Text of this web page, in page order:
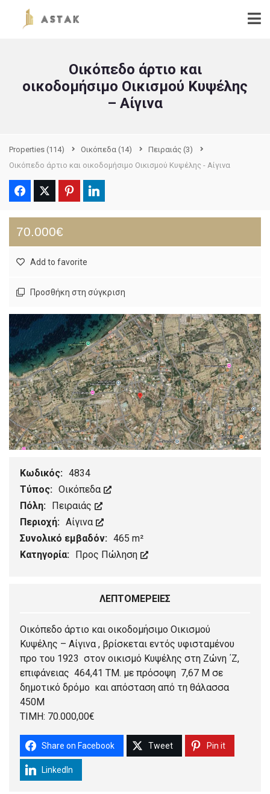
Οικόπεδο άρτιο και
οικοδομήσιμο Οικισμού Κυψέλης
– Αίγινα
Properties (114) Οικόπεδα (14) Πειραιάς (3)
Οικόπεδο άρτιο και οικοδομήσιμο Οικισμού Κυψέλης - Αίγινα
70.000€
Add to favorite
Προσθήκη στη σύγκριση
Κωδικός: 4834
Τύπος: Οικόπεδα
Πόλη:
Πειραιάς
Περιοχή: Αίγινα
Συνολικό εμβαδόν: 465 m²
Κατηγορία:
Προς Πώληση
ΛΕΠΤΟΜΈΡΕΙΕΣ
Οικόπεδο άρτιο και οικοδομήσιμο Οικισμού
Κυψέλης – Αίγινα , βρίσκεται εντός υφισταμένου
προ του 1923 στον οικισμό Κυψέλης στη Ζώνη ΄Ζ,
επιφάνειας 464,41 ΤΜ. με πρόσοψη 7,67 Μ σε
δημοτικό δρόμο και απόσταση από τη θάλασσα
450Μ
ΤΙΜΗ: 70.000,00€
Share on Facebook Tweet Pin it
LinkedIn